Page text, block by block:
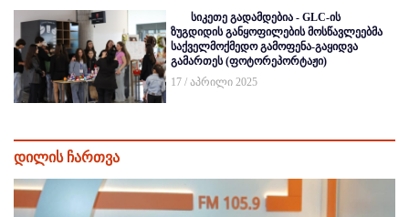
სიკეთე გადამდებია - GLC-ის
ზუგდიდის განყოფილების მოსწავლეებმა
საქველმოქმედო გამოფენა-გაყიდვა
გამართეს (ფოტორეპორტაჟი)
17 / აპრილი 2025
დილის ჩართვა